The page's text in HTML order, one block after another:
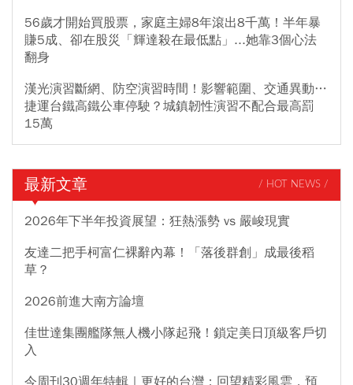
56歲才開始買股票，家庭主婦8年滾出8千萬！半年暴
賺5成、卻在股災「輝達殺在最低點」...她靠3個心法
翻身
漢光演習斷網、防空演習時間！影響範圍、交通異動…
捷運台鐵高鐵公車停駛？城鎮韌性演習不配合最高罰
15萬
最新文章 / HOT NEWS /
2026年下半年投資展望：狂熱漲勢 vs 嚴峻現實
友達二把手柯富仁裸辭內幕！「落後群創」成最後稻
草？
2026前進大南方論壇
佳世達集團艦隊無人機小隊起飛！鎖定美日頂級客戶切
入
今周刊30週年特輯｜更好的台灣：回望精彩風雲，預